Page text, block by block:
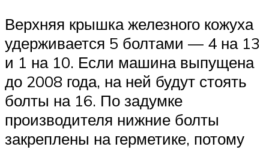
Верхняя крышка железного кожуха
удерживается 5 болтами — 4 на 13
и 1 на 10. Если машина выпущена
до 2008 года, на ней будут стоять
болты на 16. По задумке
производителя нижние болты
закреплены на герметике, потому